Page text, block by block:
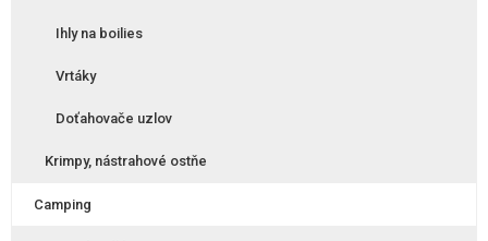
Ihly na boilies
Vrtáky
Doťahovače uzlov
Krimpy, nástrahové ostňe
Camping